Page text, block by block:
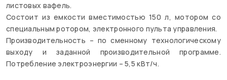
листовых вафель.
Состоит из емкости вместимостью 150 л, мотором со
специальным ротором, электронного пульта управления.
Производительность – по сменному технологическому
выходу и заданной производительной программе.
Потребление электроэнергии – 5,5 кВт/ч.